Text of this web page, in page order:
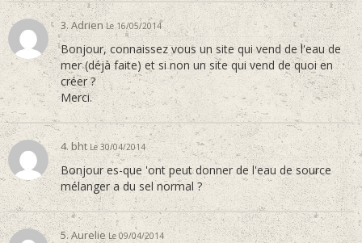
3. AdrienLe 16/05/2014
Bonjour, connaissez vous un site qui vend de l'eau de
mer (déjà faite) et si non un site qui vend de quoi en
créer ?
Merci.
4. bht Le 30/04/2014
Bonjour es-que 'ont peut donner de l'eau de source
mélanger a du sel normal ?
5. AurelieLe 09/04/2014